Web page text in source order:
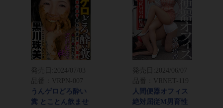
発売日: 2024/07/03
品番：VRPN-007
うんゲロどろ酔い
糞 とことん飲ませ
発売日: 2024/06/07
品番：VRNET-119
人間便器オフィス
絶対屈従M男育性